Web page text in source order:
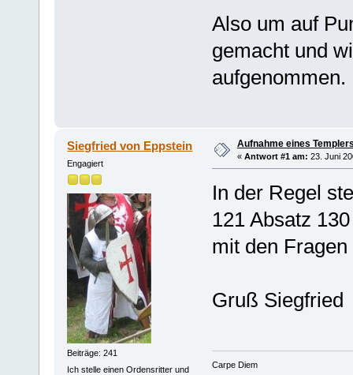
Also um auf
gemacht und
aufgenommen.
Siegfried von Eppstein
Engagiert
Beiträge: 241
Ich stelle einen Ordensritter und
Aufnahme eines
« Antwort #1 am: 23. Juni
In der Regel
121 Absatz
mit den
Gruß Siegfried
Carpe Diem